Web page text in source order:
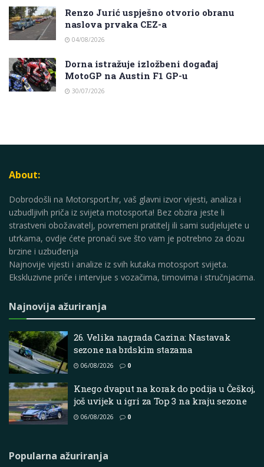
Renzo Jurić uspješno otvorio obranu
naslova prvaka CEZ-a
04/08/2026
Dorna istražuje izložbeni događaj
MotoGP na Austin F1 GP-u
30/07/2026
About:
Dobrodošli na Motorsport.hr, vaš glavni izvor vijesti, analiza i
uzbudljivih priča iz svijeta motosporta! Bez obzira jeste li
strastveni obožavatelj, povremeni pratitelj ili sami sudjelujete u
utrkama, ovdje ćete pronaći sve što vam je potrebno za dozu
brzine i uzbuđenja
Najnovije vijesti i analize iz svih kutaka motosport svijeta.
Ekskluzivne priče i intervjue s vozačima, timovima i stručnjacima.
Najnovija ažuriranja
26. Velika nagrada Cazina: Nastavak
sezone na brdskim stazama
06/08/2026 0
Knego dvaput na korak do podija u Češkoj,
još uvijek u igri za Top 3 na kraju sezone
06/08/2026 0
Popularna ažuriranja